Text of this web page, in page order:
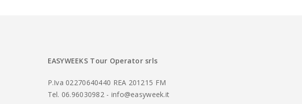
EASYWEEKS Tour Operator srls
P.Iva 02270640440 REA 201215 FM
Tel. 06.96030982 - info@easyweek.it